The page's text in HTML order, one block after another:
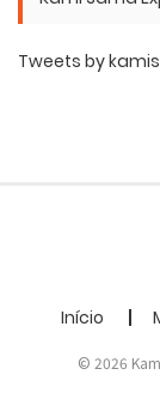
Tweets by
Início
© 2026